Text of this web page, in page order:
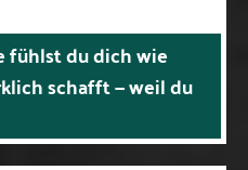
fühlst du dich wie
schafft — weil du